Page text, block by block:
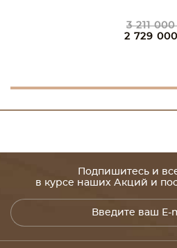
3 211 000
2 729
Подпишитесь и
в курсе наших Акций и